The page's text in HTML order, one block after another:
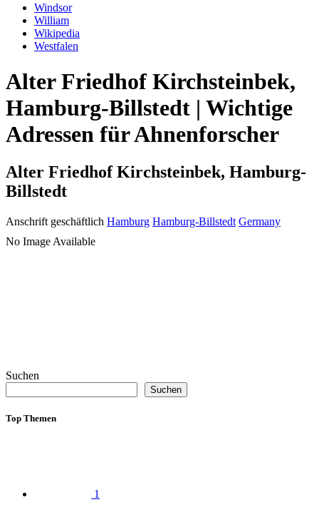
Windsor
William
Wikipedia
Westfalen
Alter Friedhof Kirchsteinbek,
Hamburg-Billstedt | Wichtige
Adressen für Ahnenforscher
Alter Friedhof Kirchsteinbek, Hamburg-
Billstedt
Anschrift geschäftlich Hamburg Hamburg-Billstedt Germany
No Image Available
Suchen
Suchen
Top Themen
1